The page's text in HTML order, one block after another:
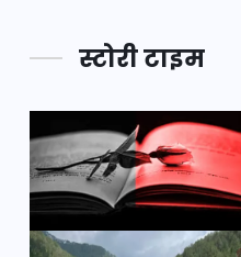
स्टोरी टाइम